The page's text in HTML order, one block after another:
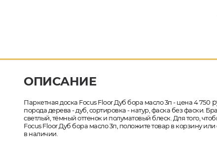
ОПИСАНИЕ
Паркетная доска Focus Floor Дуб бора масло 3п - цена 4 750
порода дерева - дуб, сортировка - натур, фаска без фаски.
светлый, тёмный оттенок и полуматовый блеск. Для того,
Focus Floor Дуб бора масло 3п, положите товар в корзину
в наличии.